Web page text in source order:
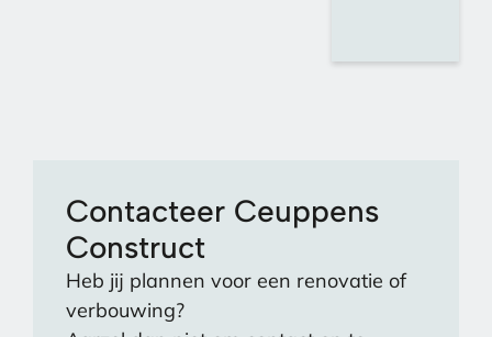
Contacteer Ceuppens
Construct
Heb jij plannen voor een renovatie of
verbouwing?